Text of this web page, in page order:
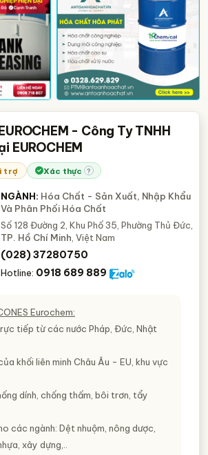
- Công Ty TNHH
EUROCHEM
trợ Xác thực ?
NGÀNH: Hóa Chất - Sản Xuất, Nhập Khẩu
Và Phân Phối Hóa Chất
Số 128 Đường 2, Khu Phố 35, Phường Thủ Đức,
TP. Hồ Chí Minh, Việt Nam
(028) 37280750
Hotline: 0918 689 889
Eurochem:
tiếp từ các nước Pháp, Đức, Nhật
khối liên minh Châu Âu - EU, khu vực
dính, chống thấm, bôi trơn, tẩy
các ngành: Dệt nhuộm, nông dược,
xây dựng,..